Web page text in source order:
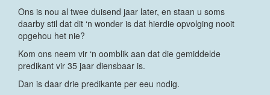
Ons is nou al twee duisend jaar later, en staan u soms
daarby stil dat dit ‘n wonder is dat hierdie opvolging nooit
opgehou het nie?
Kom ons neem vir ‘n oomblik aan dat die gemiddelde
predikant vir 35 jaar diensbaar is.
Dan is daar drie predikante per eeu nodig.